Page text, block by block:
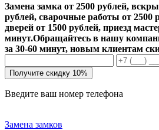
Замена замка от 2500 рублей,
рублей, сварочные работы от 2500
дверей от 1500 рублей, приезд
минут.Обращайтесь в нашу
за 30-60 минут, новым клиентам
Получите скидку 10%
Введите ваш номер телефона
Замена замков